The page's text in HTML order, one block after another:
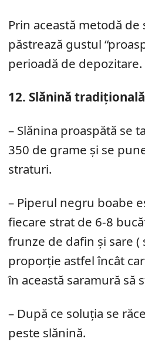
Prin această metodă de
păstrează gustul
perioadă de depozitare.
12. Slănină tradițională
– Slănina proaspătă se
350 de grame și se
straturi.
– Piperul negru boabe
fiecare strat de 6-8
frunze de dafin și sare (
proporție astfel încât
în această saramură să
– După ce soluția se
peste slănină.